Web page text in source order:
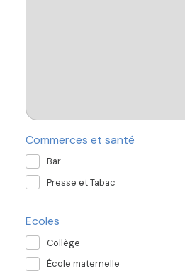
Commerces et santé
Bar
Presse et Tabac
Ecoles
Collège
École maternelle